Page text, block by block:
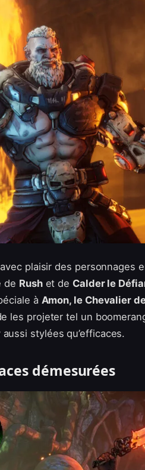
plaisir des personnages
de Rushet de Calder le
à Amon, le Chevalier
les projeter tel un
stylées qu’efficaces.
démesurées